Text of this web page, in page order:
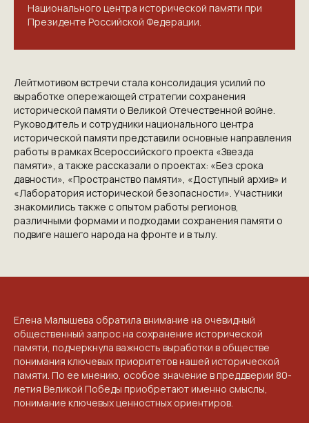
Национального центра исторической памяти при
Президенте Российской Федерации.
Лейтмотивом встречи стала консолидация усилий по
выработке опережающей стратегии сохранения
исторической памяти о Великой Отечественной войне.
Руководитель и сотрудники национального центра
исторической памяти представили основные направления
работы в рамках Всероссийского проекта «Звезда
памяти», а также рассказали о проектах: «Без срока
давности», «Пространство памяти», «Доступный архив» и
«Лаборатория исторической безопасности». Участники
знакомились также с опытом работы регионов,
различными формами и подходами сохранения памяти о
подвиге нашего народа на фронте и в тылу.
Елена Малышева обратила внимание на очевидный
общественный запрос на сохранение исторической
памяти, подчеркнула важность выработки в обществе
понимания ключевых приоритетов нашей исторической
памяти. По ее мнению, особое значение в преддверии 80-
летия Великой Победы приобретают именно смыслы,
понимание ключевых ценностных ориентиров.